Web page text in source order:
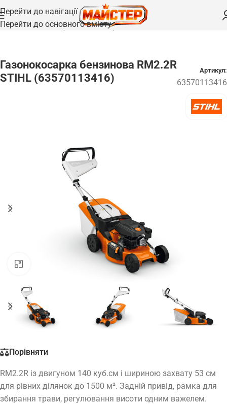
Перейти до навігації
Перейти до основного вмісту
Головна /Газонокосарки/Газонокосарки бензинові
Газонокосарка бензинова RM2.2R
STIHL (63570113416)
Артикул:
63570113416
Натисніть, щоб збільшити
Порівняти
RM2.2R із двигуном 140 куб.см і шириною захвату 53 см
для рівних ділянок до 1500 м². Задній привід, рамка для
збирання трави, регулювання висоти одним важелем.